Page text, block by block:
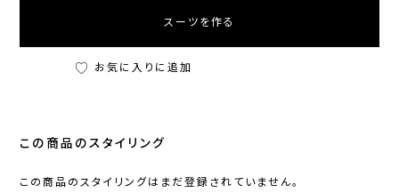
スーツを作る
お気に入りに追加
この商品のスタイリング
この商品のスタイリングはまだ登録されていません。